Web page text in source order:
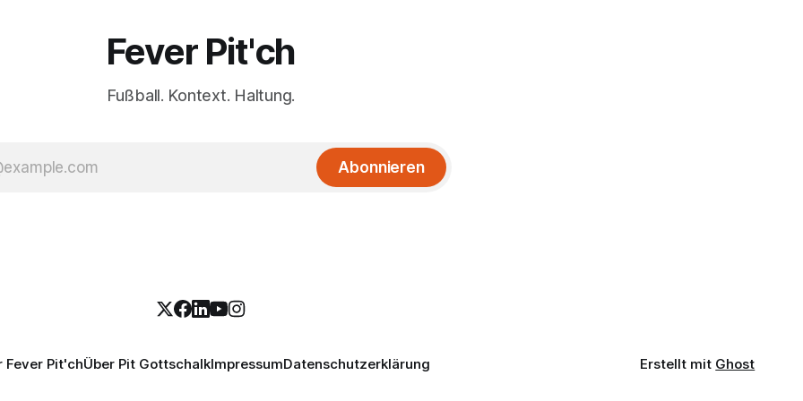
Fever Pit'ch
Fußball. Kontext. Haltung.
Abonnieren
Fever Pit'chÜber Pit GottschalkImpressumDatenschutzerklärung Erstellt mit Ghost